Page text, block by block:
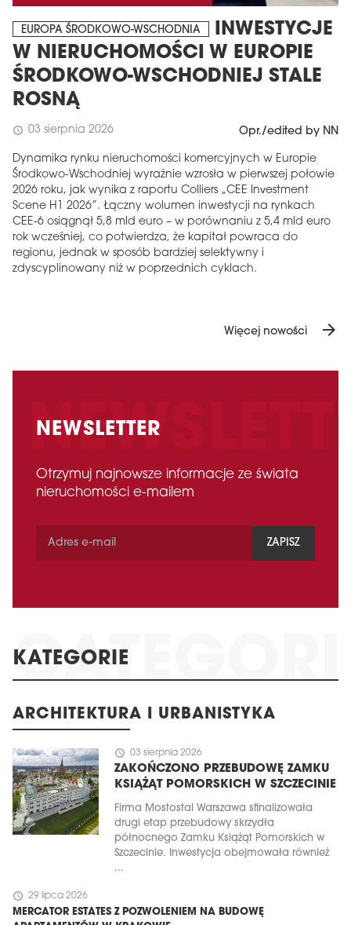
EUROPA ŚRODKOWO-WSCHODNIA
INWESTYCJE
W NIERUCHOMOŚCI W EUROPIE
ŚRODKOWO-WSCHODNIEJ STALE
ROSNĄ
schedule 03 sierpnia 2026 Opr./edited by NN
Dynamika rynku nieruchomości komercyjnych w Europie
Środkowo-Wschodniej wyraźnie wzrosła w pierwszej połowie
2026 roku, jak wynika z raportu Colliers „CEE Investment
Scene H1 2026”. Łączny wolumen inwestycji na rynkach
CEE-6 osiągnął 5,8 mld euro – w porównaniu z 5,4 mld euro
rok wcześniej, co potwierdza, że ​​kapitał powraca do
regionu, jednak w sposób bardziej selektywny i
zdyscyplinowany niż w poprzednich cyklach.
Więcej nowości arrow_forward
NEWSLETTER
Otrzymuj najnowsze informacje ze świata
nieruchomości e-mailem
ZAPISZ
KATEGORIE
ARCHITEKTURA I URBANISTYKA
schedule 03 sierpnia 2026
ZAKOŃCZONO PRZEBUDOWĘ ZAMKU
KSIĄŻĄT POMORSKICH W SZCZECINIE
Firma Mostostal Warszawa sfinalizowała
drugi etap przebudowy skrzydła
północnego Zamku Książąt Pomorskich w
Szczecinie. Inwestycja obejmowała również
...
schedule 29 lipca 2026
MERCATOR ESTATES Z POZWOLENIEM NA BUDOWĘ